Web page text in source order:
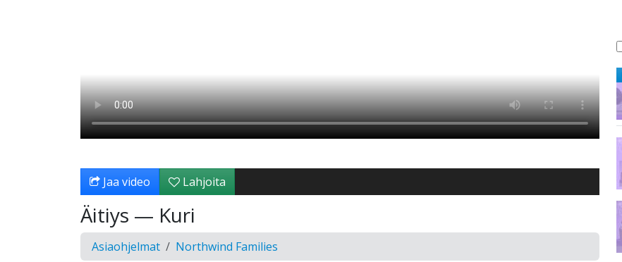
Jaa video Lahjoita
Äitiys — Kuri
Asiaohjelmat Northwind Families